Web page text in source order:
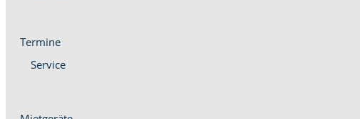
Ter­mine
Ser­vice